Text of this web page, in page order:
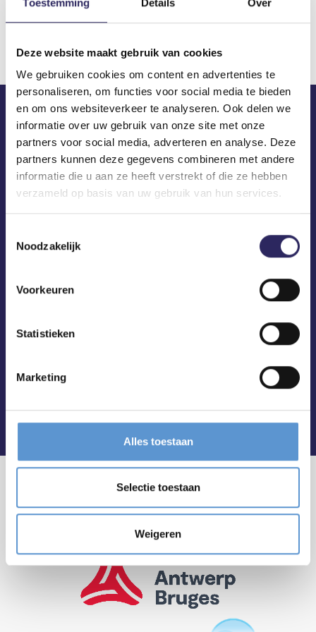
Deze website maakt gebruik van cookies
We gebruiken cookies om content en advertenties te
personaliseren, om functies voor social media te bieden
en om ons websiteverkeer te analyseren. Ook delen we
informatie over uw gebruik van onze site met onze
partners voor social media, adverteren en analyse. Deze
partners kunnen deze gegevens combineren met andere
informatie die u aan ze heeft verstrekt of die ze hebben
verzameld op basis van uw gebruik van hun services.
Noodzakelijk
Voorkeuren
Statistieken
Marketing
Alles toestaan
Selectie toestaan
Weigeren
Download
ECA in je mailbox?